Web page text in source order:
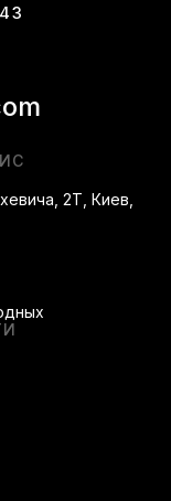
2Т, Киев,